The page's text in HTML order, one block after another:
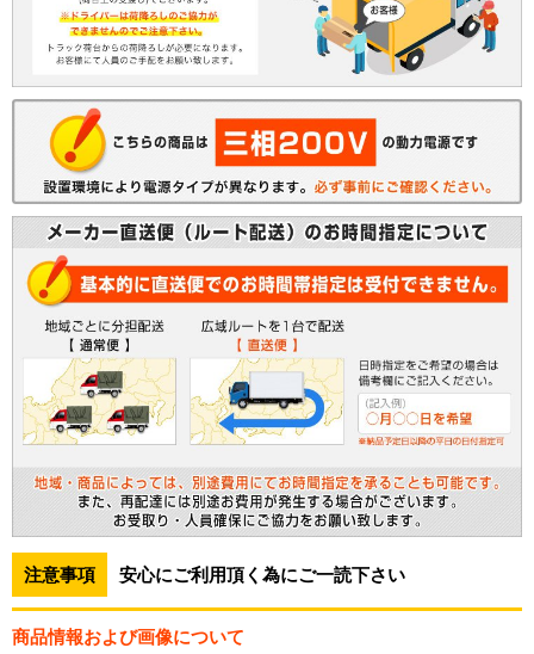
注意事項 安心にご利用頂く為にご一読下さい
商品情報および画像について